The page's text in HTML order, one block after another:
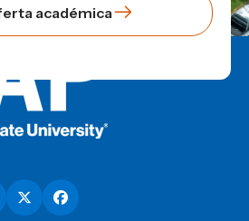
académica